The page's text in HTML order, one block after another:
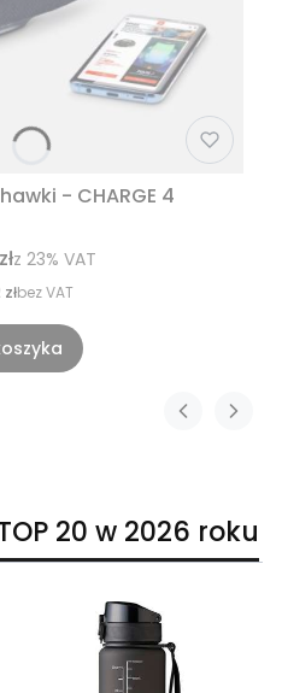
- CHARGE 4
z 23% VAT
bez VAT
20 w 2026 roku